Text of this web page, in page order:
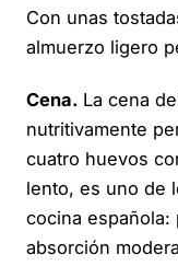
Con unas
almuerzo ligero
Cena. La cena
nutritivamente
cuatro huevos
lento, es uno de
cocina española:
absorción